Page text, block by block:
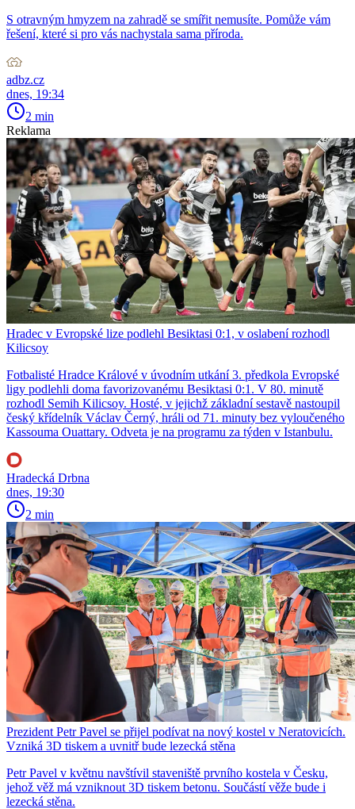
S otravným hmyzem na zahradě se smířit nemusíte. Pomůže vám
řešení, které si pro vás nachystala sama příroda.
adbz.cz
dnes, 19:34
2 min
Reklama
Hradec v Evropské lize podlehl Besiktasi 0:1, v oslabení rozhodl
Kilicsoy
Fotbalisté Hradce Králové v úvodním utkání 3. předkola Evropské
ligy podlehli doma favorizovanému Besiktasi 0:1. V 80. minutě
rozhodl Semih Kilicsoy. Hosté, v jejichž základní sestavě nastoupil
český křídelník Václav Černý, hráli od 71. minuty bez vyloučeného
Kassouma Ouattary. Odveta je na programu za týden v Istanbulu.
Hradecká Drbna
dnes, 19:30
2 min
Prezident Petr Pavel se přijel podívat na nový kostel v Neratovicích.
Vzniká 3D tiskem a uvnitř bude lezecká stěna
Petr Pavel v květnu navštívil staveniště prvního kostela v Česku,
jehož věž má vzniknout 3D tiskem betonu. Součástí věže bude i
lezecká stěna.